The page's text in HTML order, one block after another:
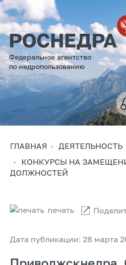
Федеральное агентство
по недропользованию
ГЛАВНАЯ ДЕЯТЕЛЬНОСТЬ
КОНКУРСЫ НА
ДОЛЖНОСТЕЙ
Дата публикации: 28 марта
печать